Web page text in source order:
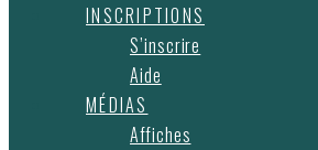
INSCRIPTIONS
S’inscrire
Aide
MÉDIAS
Affiches